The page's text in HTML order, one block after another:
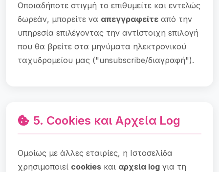
Οποιαδήποτε στιγμή το επιθυμείτε και εντελώς
δωρεάν, μπορείτε να απεγγραφείτε από την
υπηρεσία επιλέγοντας την αντίστοιχη επιλογή
που θα βρείτε στα μηνύματα ηλεκτρονικού
ταχυδρομείου μας ("unsubscribe/διαγραφή").
5. Cookies και Αρχεία Log
Ομοίως με άλλες εταιρίες, η Ιστοσελίδα
χρησιμοποιεί cookies και αρχεία log για τη